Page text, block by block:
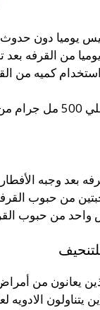
يوميا دون
.
بعد وجبه
من حبوب
واحد من حبوب
يعانون من أمراض
الادويه